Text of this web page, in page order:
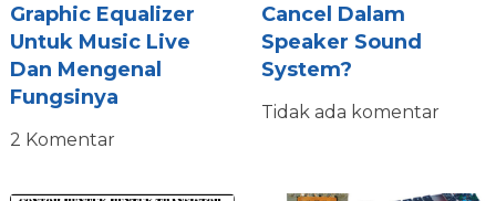
Graphic Equalizer
Untuk Music Live
Dan Mengenal
Fungsinya
2 Komentar
Cancel Dalam
Speaker Sound
System?
Tidak ada komentar